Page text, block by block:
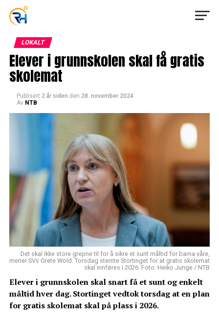
LOKALT
Elever i grunnskolen skal få gratis
skolemat
Publisert 2 år siden den 28. november 2024
Av NTB
Det skal ikke store grepne til for å sikre et sunt måltid for barna våre,
mener SVs Grete Wold. Torsdag stemte Stortinget for at gratis skolemat
skal innføres i 2026. Foto: Heiko Junge / NTB
Elever i grunnskolen skal snart få et sunt og enkelt
måltid hver dag. Stortinget vedtok torsdag at en plan
for gratis skolemat skal på plass i 2026.